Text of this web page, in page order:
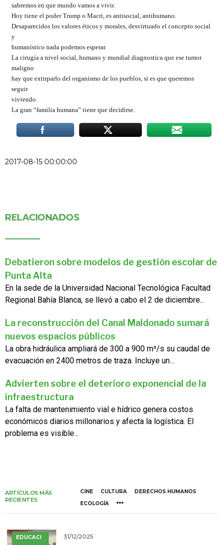
sabremos en que mundo vamos a vivir.
Hoy tiene el poder Trump o Macri, es antisocial, antihumano.
Desaparecidos los valores éticos y morales, desvirtuado el concepto social
y
humanístico nada podemos esperar.
La cirugía a nivel social, humano y mundial diagnostica que ese tumor
maligno
hay que extirparlo del organismo de los pueblos, si es que queremos
seguir
viviendo.
La gran “familia humana” tiene que decidirse.
2017-08-15 00:00:00
RELACIONADOS
Debatieron sobre modelos de gestión escolar de
Punta Alta
En la sede de la Universidad Nacional Tecnológica Facultad
Regional Bahía Blanca, se llevó a cabo el 2 de diciembre...
La reconstrucción del Canal Maldonado sumará
nuevos espacios públicos
La obra hidráulica ampliará de 300 a 900 m³/s su caudal de
evacuación en 2400 metros de traza. Incluye un...
Advierten sobre el deterioro exponencial de la
infraestructura
La falta de mantenimiento vial e hídrico genera costos
económicos diarios millonarios y afecta la logística. El
problema es visible...
ARTÍCULOS MÁS
RECIENTES
CINE CULTURA
DERECHOS HUMANOS
ECOLOGÍA
EDUCACI
31/12/2025